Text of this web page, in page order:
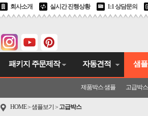
회사소개 실시간 진행상황 1:1 상담문의
패키지 주문제작 자동견적 샘플
제품박스 샘플 고급박
HOME>샘플보기 > 고급박스